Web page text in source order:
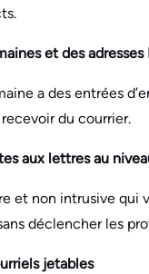
et des adresses
a des entrées
du courrier.
aux lettres au
et non intrusive qui
déclencher les
jetables